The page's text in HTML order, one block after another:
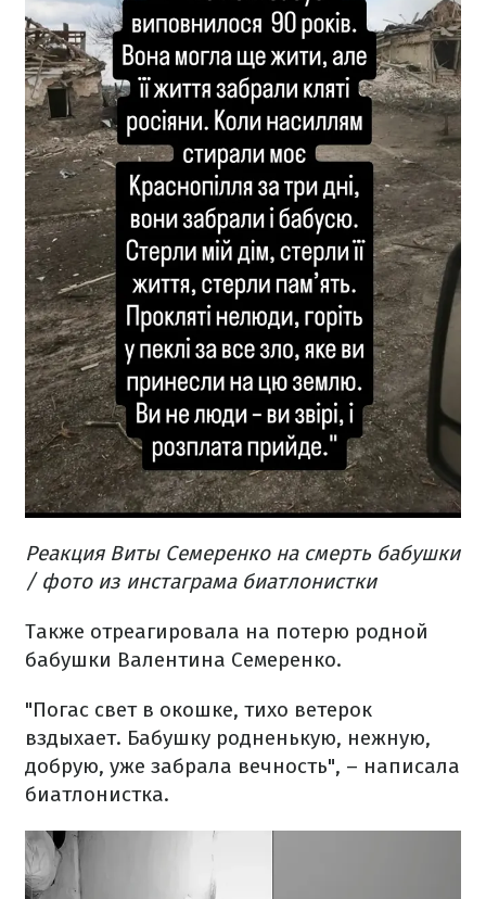
Реакция Виты Семеренко на смерть бабушки
/ фото из инстаграма биатлонистки
Также отреагировала на потерю родной
бабушки Валентина Семеренко.
"Погас свет в окошке, тихо ветерок
вздыхает. Бабушку родненькую, нежную,
добрую, уже забрала вечность", – написала
биатлонистка.